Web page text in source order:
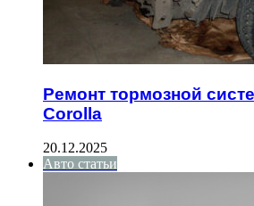
Ремонт тормозной
Corolla
20.12.2025
Авто статьи